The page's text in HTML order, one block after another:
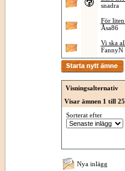
snadra
För
Åsa86
Vi ska
FannyN
Visningsalternativ
Visar ämnen 1 till
Sorterat efter
Nya inlägg